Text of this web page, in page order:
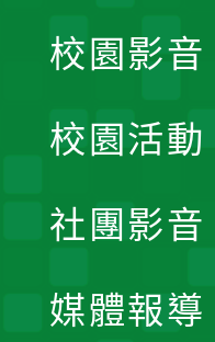
校園影音
校園活動
社團影音
媒體報導